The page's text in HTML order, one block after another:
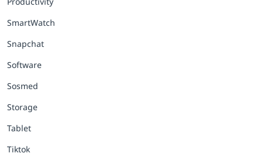
SmartWatch
Snapchat
Software
Sosmed
Storage
Tablet
Tiktok